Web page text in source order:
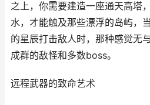
之上，你需要建造一座通天高塔
水，才能触及那些漂浮的岛屿，
的星辰打击敌人时，那种感觉无
成群的敌怪和多数boss。
远程武器的致命艺术